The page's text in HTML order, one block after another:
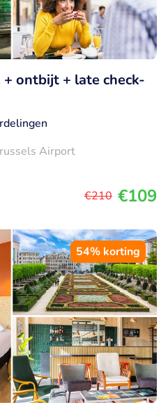
ontbijt + late check-
Airport
€210 €109
54% korting